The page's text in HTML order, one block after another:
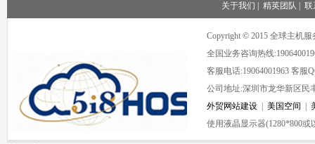
关于我们 精英团队 联
Copyright © 2015 全球主机
全国业务咨询热线
客服电话:19064001963 客服
公司地址:深圳市龙华新区民
外贸网站建设
美国空间
使用液晶显示器(1280*800